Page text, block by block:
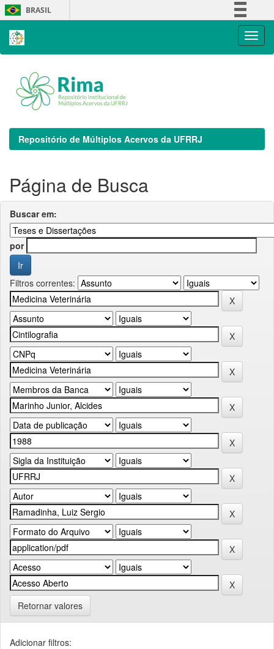
Skip
navigation
BRASIL
Repositório de Múltiplos Acervos da UFRRJ
Página de Busca
Buscar em:
por
Filtros correntes:
Retornar valores
Adicionar filtros: